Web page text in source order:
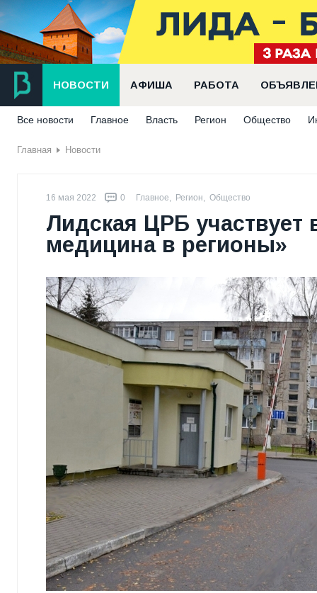
НОВОСТИ АФИША РАБОТА
Все новости Главное Власть Регион Общество
Главная Новости
16 мая 2022 0 Главное, Регион, Общество
Лидская ЦРБ участвует
медицина в регионы»